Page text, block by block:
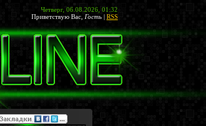
Четверг, 06.08.2026, 01:32
Приветствую Вас Гость | RSS